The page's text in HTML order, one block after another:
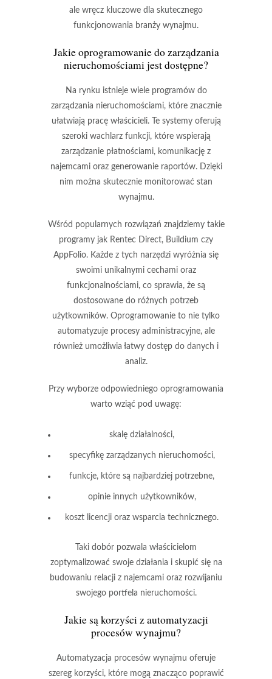
ale wręcz kluczowe dla skutecznego
funkcjonowania branży wynajmu.
Jakie oprogramowanie do zarządzania
nieruchomościami jest dostępne?
Na rynku istnieje wiele programów do
zarządzania nieruchomościami, które znacznie
ułatwiają pracę właścicieli. Te systemy oferują
szeroki wachlarz funkcji, które wspierają
zarządzanie płatnościami, komunikację z
najemcami oraz generowanie raportów. Dzięki
nim można skutecznie monitorować stan
wynajmu.
Wśród popularnych rozwiązań znajdziemy takie
programy jak Rentec Direct, Buildium czy
AppFolio. Każde z tych narzędzi wyróżnia się
swoimi unikalnymi cechami oraz
funkcjonalnościami, co sprawia, że są
dostosowane do różnych potrzeb
użytkowników. Oprogramowanie to nie tylko
automatyzuje procesy administracyjne, ale
również umożliwia łatwy dostęp do danych i
analiz.
Przy wyborze odpowiedniego oprogramowania
warto wziąć pod uwagę:
skalę działalności,
specyfikę zarządzanych nieruchomości,
funkcje, które są najbardziej potrzebne,
opinie innych użytkowników,
koszt licencji oraz wsparcia technicznego.
Taki dobór pozwala właścicielom
zoptymalizować swoje działania i skupić się na
budowaniu relacji z najemcami oraz rozwijaniu
swojego portfela nieruchomości.
Jakie są korzyści z automatyzacji
procesów wynajmu?
Automatyzacja procesów wynajmu oferuje
szereg korzyści, które mogą znacząco poprawić